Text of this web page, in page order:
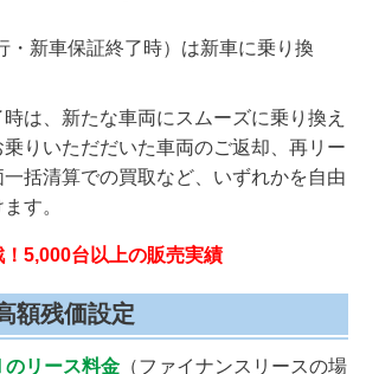
・新車保証終了時）は新車に乗り換
は、新たな車両にスムーズに乗り換え
りいただだいた車両のご返却、再リー
括清算での買取など、いずれかを自由
す。
5,000台以上の販売実績
額残価設定
リース料金 （ファイナンスリースの場